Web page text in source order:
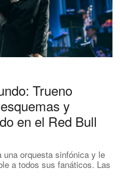
Trueno
y
en el Red Bull
orquesta sinfónica y le
a todos sus fanáticos. Las